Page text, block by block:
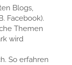
Blogs,
Facebook).
Themen
wird
So erfahren